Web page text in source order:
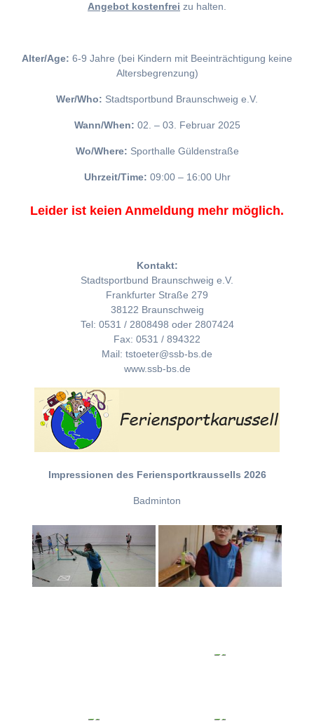
Angebot kostenfrei zu halten.
Alter/Age: 6-9 Jahre (bei Kindern mit Beeinträchtigung keine
Altersbegrenzung)
Wer/Who: Stadtsportbund Braunschweig e.V.
Wann/When: 02. – 03. Februar 2025
Wo/Where: Sporthalle Güldenstraße
Uhrzeit/Time: 09:00 – 16:00 Uhr
Leider ist keien Anmeldung mehr möglich.
Kontakt:
Stadtsportbund Braunschweig e.V.
Frankfurter Straße 279
38122 Braunschweig
Tel: 0531 / 2808498 oder 2807424
Fax: 0531 / 894322
Mail: tstoeter@ssb-bs.de
www.ssb-bs.de
Impressionen des Feriensportkraussells 2026
Badminton